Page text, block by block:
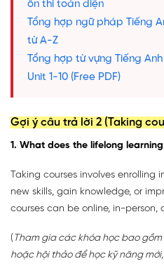
ôn thi toàn diện
Tổng hợp ngữ pháp Tiếng
từ A-Z
Tổng hợp từ vựng Tiếng
Unit 1-10 (Free PDF)
Gợi ý câu trả lời 2 (Taking
1. What does the lifelong
Taking courses involves enrolling
new skills, gain knowledge, or
courses can be online, in-person,
( Tham gia các khóa học bao
hoặc hội thảo để học kỹ năng